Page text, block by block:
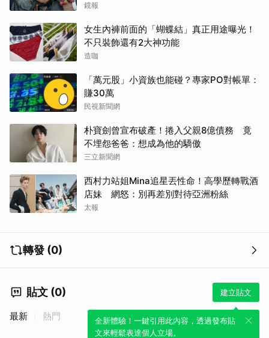
鏡報
女生內褲前面的「蝴蝶結」真正用途曝光！
不只裝飾還有2大神功能
造咖
「萬元股」小資族也能碰？專家PO對帳單：
賺30萬
民視新聞網
朴寶劍曾宣布破產！捲入父親8億債務 竟
不埋怨爸爸：想成為他的驕傲
三立新聞網
西村力站姐Mina追星丟性命！高學歷轉戰酒
店妹 網怒：別再差別對待亞洲粉絲
太報
轉發 (0)
貼文 (0) 建立貼文
全新體驗！一鍵引用此內容，透過發布貼
文來輕鬆表達個人立場。
最新 熱門